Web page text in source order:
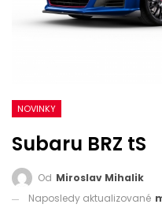
NOVINKY
Subaru BRZ tS
Od Miroslav Mihalik
Naposledy aktualizované